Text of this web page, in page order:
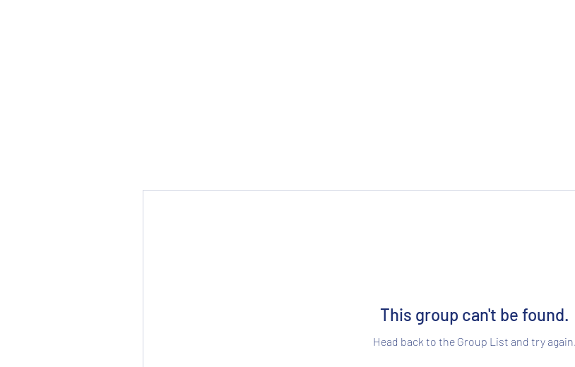
This group can't be found.
Head back to the Group List and try again.